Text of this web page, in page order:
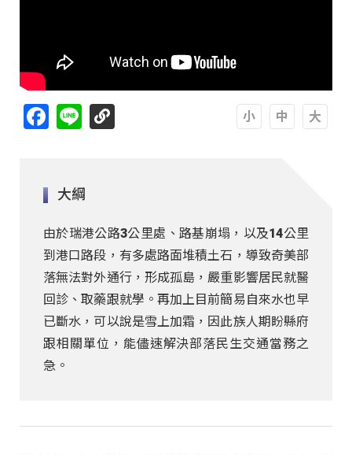
Facebook
Line
大綱
由於瑞港公路3公里處、路基崩塌，以及14公里
到港口路段，有多處路面堆積土石，導致奇美部
落無法對外通行，形成孤島，嚴重影響居民就醫
回診、取藥跟就學。再加上目前簡易自來水也早
已斷水，可以說是雪上加霜，因此族人期盼縣府
跟相關單位，能儘速解決部落民生交通當務之
急。